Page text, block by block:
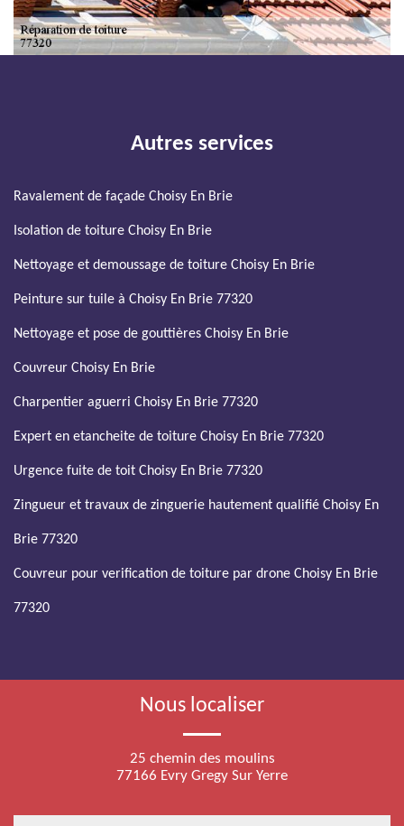
Autres services
Ravalement de façade Choisy En Brie
Isolation de toiture Choisy En Brie
Nettoyage et demoussage de toiture Choisy En Brie
Peinture sur tuile à Choisy En Brie 77320
Nettoyage et pose de gouttières Choisy En Brie
Couvreur Choisy En Brie
Charpentier aguerri Choisy En Brie 77320
Expert en etancheite de toiture Choisy En Brie 77320
Urgence fuite de toit Choisy En Brie 77320
Zingueur et travaux de zinguerie hautement qualifié Choisy En
Brie 77320
Couvreur pour verification de toiture par drone Choisy En Brie
77320
Nous localiser
25 chemin des moulins
77166 Evry Gregy Sur Yerre